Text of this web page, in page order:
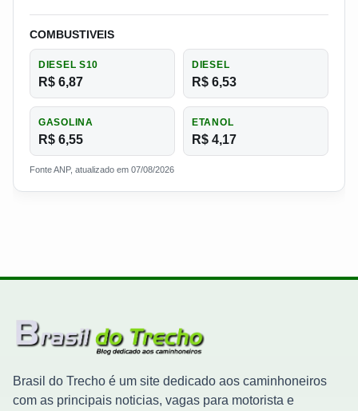
COMBUSTIVEIS
DIESEL S10
R$ 6,87
DIESEL
R$ 6,53
GASOLINA
R$ 6,55
ETANOL
R$ 4,17
Fonte ANP, atualizado em 07/08/2026
Brasil do Trecho é um site dedicado aos caminhoneiros
com as principais noticias, vagas para motorista e